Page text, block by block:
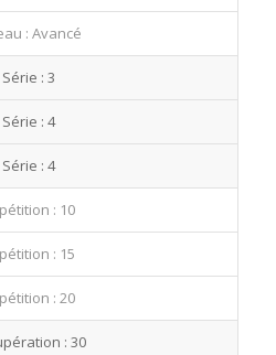
: Avancé
Série : 3
Série : 4
Série : 4
: 10
: 15
: 20
: 30